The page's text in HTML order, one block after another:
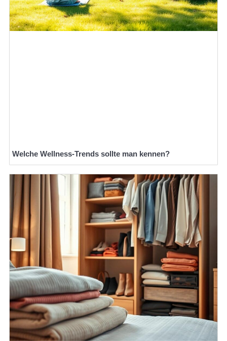
Welche Wellness-Trends sollte man kennen?